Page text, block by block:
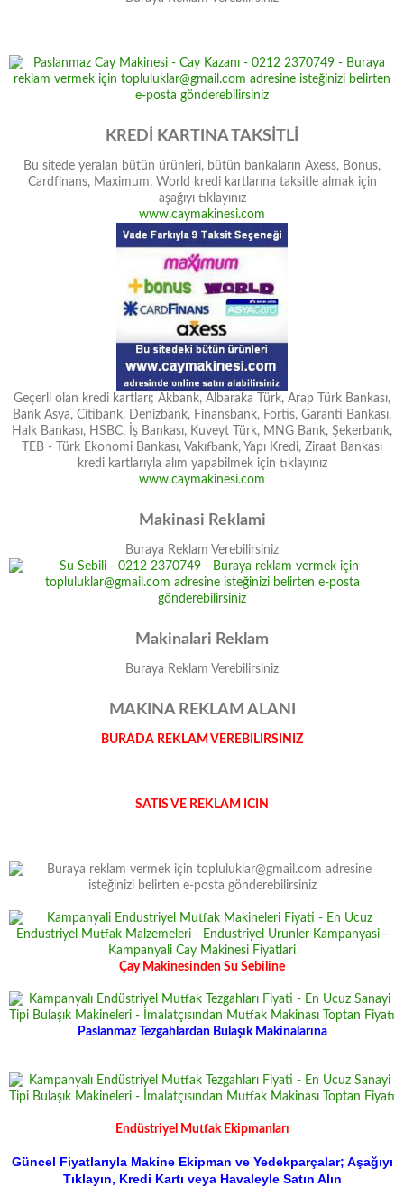
KREDİ KARTINA TAKSİTLİ
Bu sitede yeralan bütün ürünleri, bütün bankaların Axess, Bonus,
Cardfinans, Maximum, World kredi kartlarına taksitle almak için
aşağıyı tıklayınız
www.caymakinesi.com
Geçerli olan kredi kartları; Akbank, Albaraka Türk, Arap Türk Bankası,
Bank Asya, Citibank, Denizbank, Finansbank, Fortis, Garanti Bankası,
Halk Bankası, HSBC, İş Bankası, Kuveyt Türk, MNG Bank, Şekerbank,
TEB - Türk Ekonomi Bankası, Vakıfbank, Yapı Kredi, Ziraat Bankası
kredi kartlarıyla alım yapabilmek için tıklayınız
www.caymakinesi.com
Makinasi Reklami
Buraya Reklam Verebilirsiniz
Makinalari Reklam
Buraya Reklam Verebilirsiniz
MAKINA REKLAM ALANI
BURADA REKLAM VEREBILIRSINIZ
SATIS VE REKLAM ICIN
Çay Makinesinden Su Sebiline
Paslanmaz Tezgahlardan Bulaşık Makinalarına
Endüstriyel Mutfak Ekipmanları
Güncel Fiyatlarıyla Makine Ekipman ve Yedekparçalar; Aşağıyı
Tıklayın, Kredi Kartı veya Havaleyle Satın Alın